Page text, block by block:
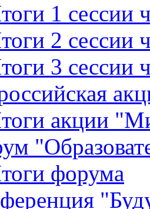
1 сессии
2 сессии
3 сессии
акции
форума